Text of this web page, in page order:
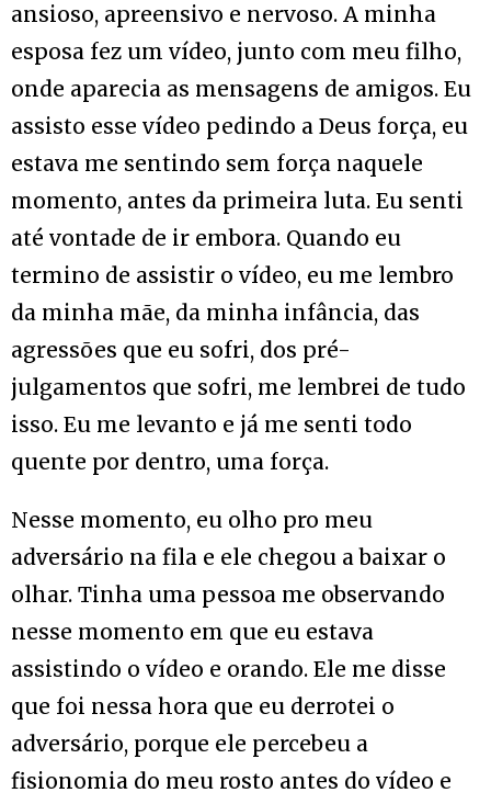
ansioso, apreensivo e nervoso. A minha
esposa fez um vídeo, junto com meu filho,
onde aparecia as mensagens de amigos. Eu
assisto esse vídeo pedindo a Deus força, eu
estava me sentindo sem força naquele
momento, antes da primeira luta. Eu senti
até vontade de ir embora. Quando eu
termino de assistir o vídeo, eu me lembro
da minha mãe, da minha infância, das
agressões que eu sofri, dos pré-
julgamentos que sofri, me lembrei de tudo
isso. Eu me levanto e já me senti todo
quente por dentro, uma força.
Nesse momento, eu olho pro meu
adversário na fila e ele chegou a baixar o
olhar. Tinha uma pessoa me observando
nesse momento em que eu estava
assistindo o vídeo e orando. Ele me disse
que foi nessa hora que eu derrotei o
adversário, porque ele percebeu a
fisionomia do meu rosto antes do vídeo e